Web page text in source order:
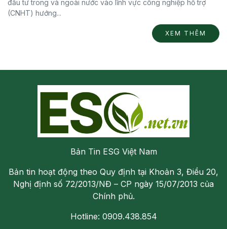
đầu tư trong và ngoài nước vào lĩnh vực công nghiệp hỗ trợ
(CNHT) hướng...
XEM THÊM
Bản Tin ESG Việt Nam
Bản tin hoạt động theo Quy định tại Khoản 3, Điều 20,
Nghị định số 72/2013/NĐ – CP ngày 15/07/2013 của
Chính phủ.
Hotline: 0909.438.854